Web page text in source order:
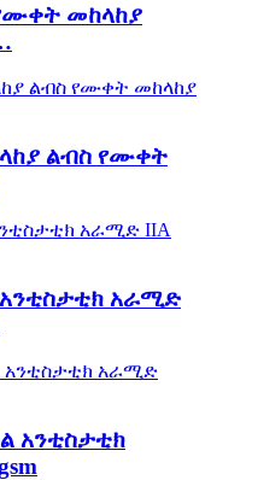
መከላከያ
ልብስ የሙቀት
አንቲስታቲክ አራሚድ
አንቲስታቲክ